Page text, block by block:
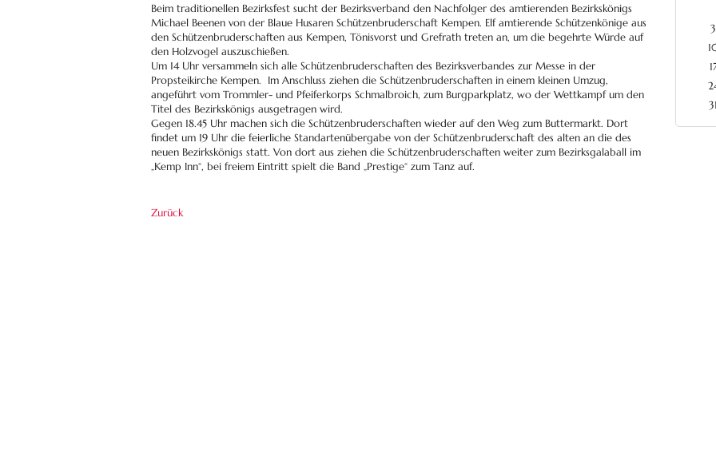
Beim traditionellen Bezirksfest sucht der Bezirksverband den Nachfolger des amtierenden Bezirkskönigs
Michael Beenen von der Blaue Husaren Schützenbruderschaft Kempen. Elf amtierende Schützenkönige aus
den Schützenbruderschaften aus Kempen, Tönisvorst und Grefrath treten an, um die begehrte Würde auf
den Holzvogel auszuschießen.
Um 14 Uhr versammeln sich alle Schützenbruderschaften des Bezirksverbandes zur Messe in der
Propsteikirche Kempen. Im Anschluss ziehen die Schützenbruderschaften in einem kleinen Umzug,
angeführt vom Trommler- und Pfeiferkorps Schmalbroich, zum Burgparkplatz, wo der Wettkampf um den
Titel des Bezirkskönigs ausgetragen wird.
Gegen 18.45 Uhr machen sich die Schützenbruderschaften wieder auf den Weg zum Buttermarkt. Dort
findet um 19 Uhr die feierliche Standartenübergabe von der Schützenbruderschaft des alten an die des
neuen Bezirkskönigs statt. Von dort aus ziehen die Schützenbruderschaften weiter zum Bezirksgalaball im
„Kemp Inn“, bei freiem Eintritt spielt die Band „Prestige“ zum Tanz auf.
Zurück
3